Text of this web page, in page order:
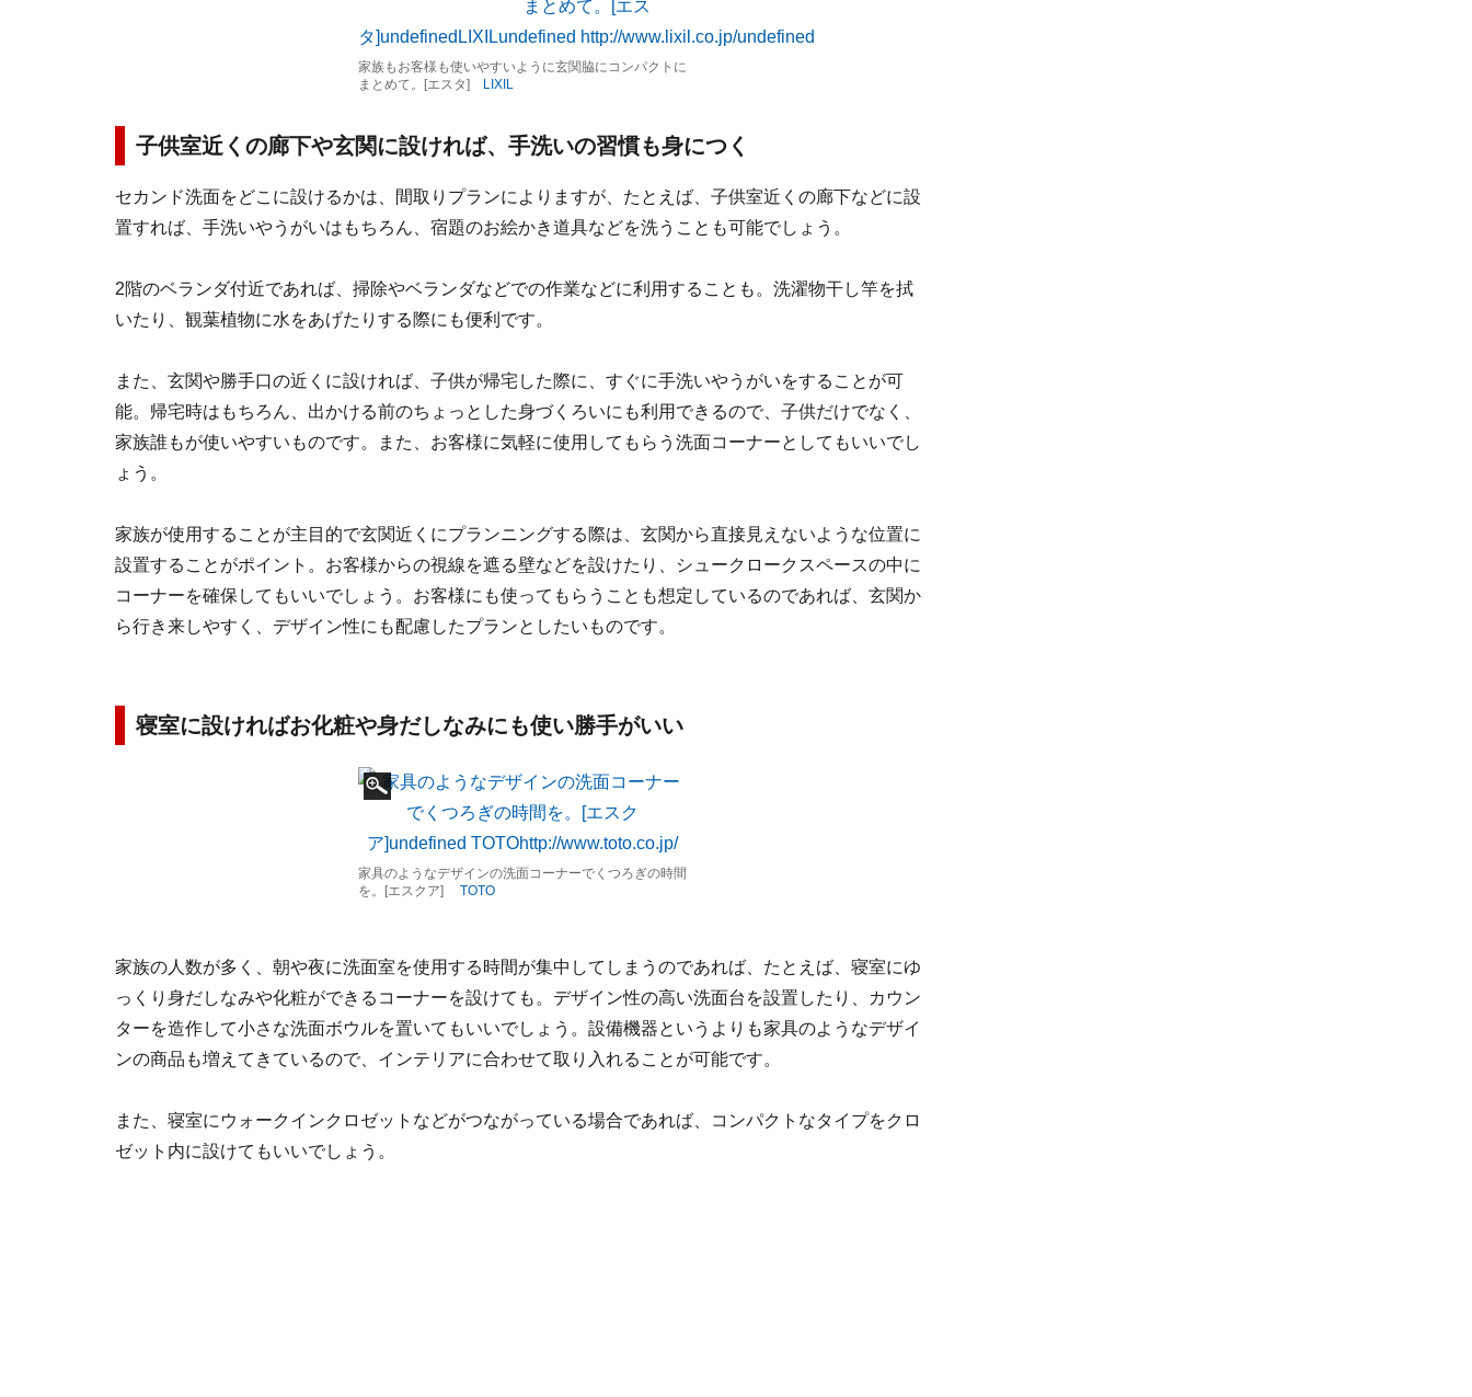
家族もお客様も使いやすいように玄関脇にコンパクトに
まとめて。[エスタ]
LIXIL
子供室近くの廊下や玄関に設ければ、手洗いの習慣も身につく
セカンド洗面をどこに設けるかは、間取りプランによりますが、たとえば、子供室近くの廊下などに設
置すれば、手洗いやうがいはもちろん、宿題のお絵かき道具などを洗うことも可能でしょう。
2階のベランダ付近であれば、掃除やベランダなどでの作業などに利用することも。洗濯物干し竿を拭
いたり、観葉植物に水をあげたりする際にも便利です。
また、玄関や勝手口の近くに設ければ、子供が帰宅した際に、すぐに手洗いやうがいをすることが可
能。帰宅時はもちろん、出かける前のちょっとした身づくろいにも利用できるので、子供だけでなく、
家族誰もが使いやすいものです。また、お客様に気軽に使用してもらう洗面コーナーとしてもいいでし
ょう。
家族が使用することが主目的で玄関近くにプランニングする際は、玄関から直接見えないような位置に
設置することがポイント。お客様からの視線を遮る壁などを設けたり、シュークロークスペースの中に
コーナーを確保してもいいでしょう。お客様にも使ってもらうことも想定しているのであれば、玄関か
ら行き来しやすく、デザイン性にも配慮したプランとしたいものです。
寝室に設ければお化粧や身だしなみにも使い勝手がいい
家具のようなデザインの洗面コーナーでくつろぎの時間
を。[エスクア]
TOTO
家族の人数が多く、朝や夜に洗面室を使用する時間が集中してしまうのであれば、たとえば、寝室にゆ
っくり身だしなみや化粧ができるコーナーを設けても。デザイン性の高い洗面台を設置したり、カウン
ターを造作して小さな洗面ボウルを置いてもいいでしょう。設備機器というよりも家具のようなデザイ
ンの商品も増えてきているので、インテリアに合わせて取り入れることが可能です。
また、寝室にウォークインクロゼットなどがつながっている場合であれば、コンパクトなタイプをクロ
ゼット内に設けてもいいでしょう。